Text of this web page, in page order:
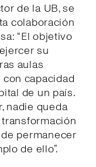
de la UB, se
colaboración
“El objetivo
su
aulas
capacidad
de un país.
nadie queda
permanecer
de ello”.